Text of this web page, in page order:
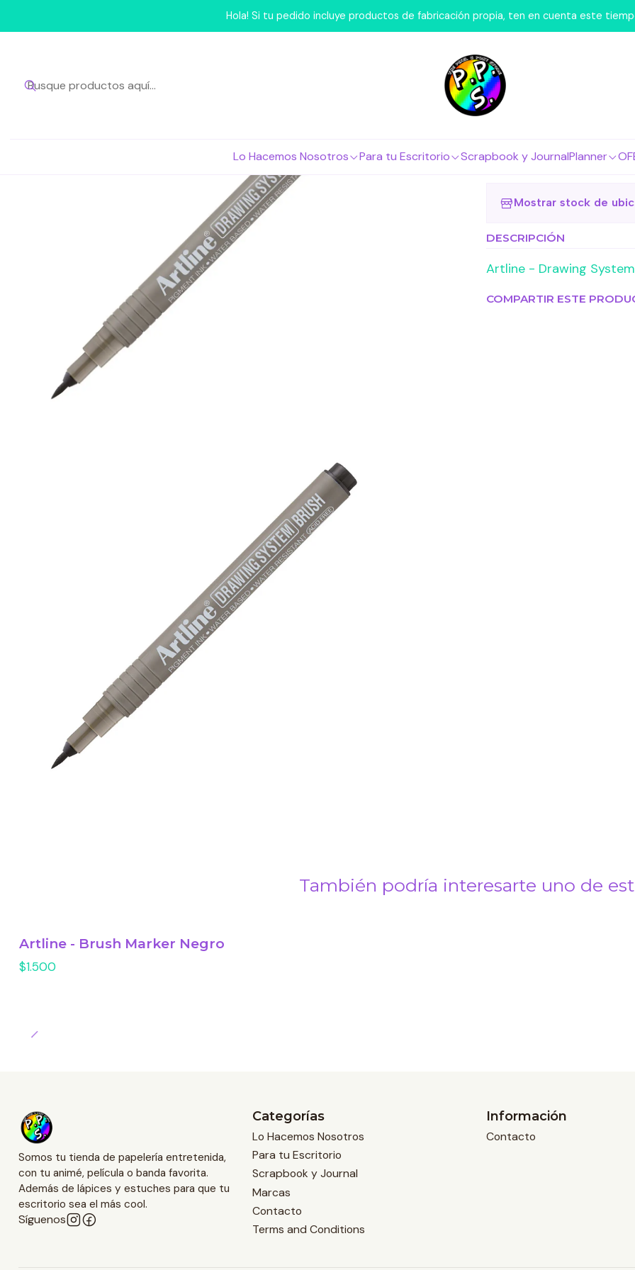
Lo Hacemos Nosotros Para tu Escritorio Scrapbook y JournalPlanner
Hola! Si tu pedido incluye productos de fabricación propia, ten en cuenta este
Inicio Para tu Escritorio Lápices Brush Pen Artline - Drawing System
|
Artline -
Pen Negro
Agregar a la lista
Mostrar stock de
DESCRIPCIÓN
Artline - Drawing
COMPARTIR ESTE
También podría interesarte uno de
Artline - Brush Marker Negro
$1.500
Somos tu tienda de papelería entretenida,
con tu animé, película o banda favorita.
Además de lápices y estuches para que tu
escritorio sea el más cool.
Síguenos
Categorías
Lo Hacemos Nosotros
Para tu Escritorio
Scrapbook y Journal
Marcas
Contacto
Terms and Conditions
Información
Contacto